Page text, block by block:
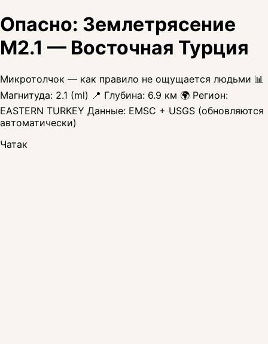
Опасно: Землетрясение
M2.1 — Восточная Турция
Микротолчок — как правило не ощущается людьми 📊
Магнитуда: 2.1 (ml) 📍 Глубина: 6.9 км 🌍 Регион:
EASTERN TURKEY Данные: EMSC + USGS (обновляются
автоматически)
Чатак